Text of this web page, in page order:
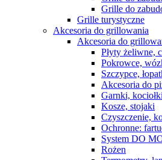
Grille do
Grille turystyczne
Akcesoria do grillowania
Akcesoria do
Płyty żeliwne,
Pokrowce,
Szczypce,
Akcesoria do
Garnki,
Kosze, stojaki
Czyszczenie,
Ochronne:
System DO
Rożen